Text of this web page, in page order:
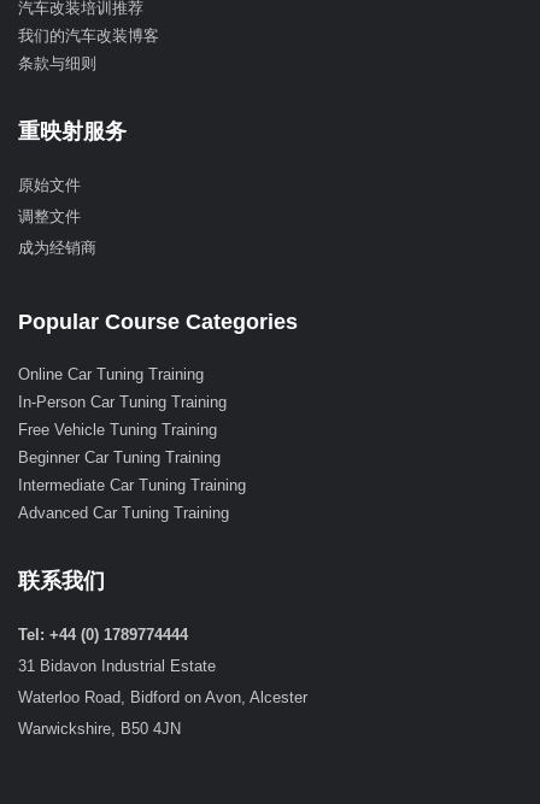
汽车改装培训推荐
我们的汽车改装博客
条款与细则
重映射服务
原始文件
调整文件
成为经销商
Popular Course Categories
Online Car Tuning Training
In-Person Car Tuning Training
Free Vehicle Tuning Training
Beginner Car Tuning Training
Intermediate Car Tuning Training
Advanced Car Tuning Training
联系我们
Tel: +44 (0) 1789774444
31 Bidavon Industrial Estate
Waterloo Road, Bidford on Avon, Alcester
Warwickshire, B50 4JN